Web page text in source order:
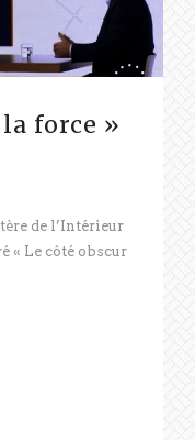
force »
de l’Intérieur
« Le côté obscur